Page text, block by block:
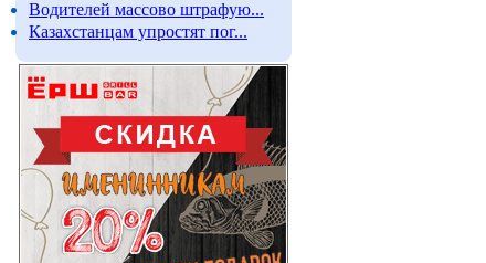
Водителей массово штрафую...
Казахстанцам упростят пог...